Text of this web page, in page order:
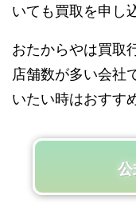
いても買取を申し
おたからやは買取
店舗数が多い会社
いたい時はおすす
公